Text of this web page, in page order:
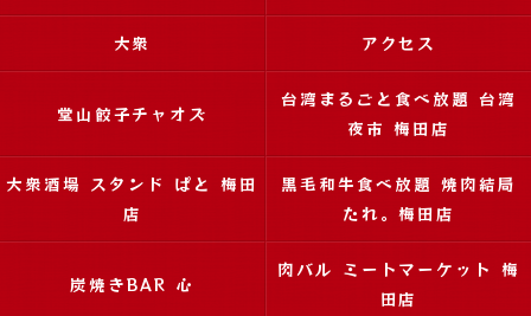
大衆 アクセス
堂山餃子チャオズ
台湾まるごと食べ放題 台湾
夜市 梅田店
大衆酒場 スタンド ぱと 梅田
店
黒毛和牛食べ放題 焼肉結局
たれ。梅田店
炭焼きBAR 心
肉バル ミートマーケット 梅
田店